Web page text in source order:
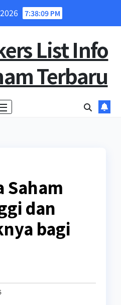
7:38:10 PM
List Info
Terbaru
Saham
dan
bagi